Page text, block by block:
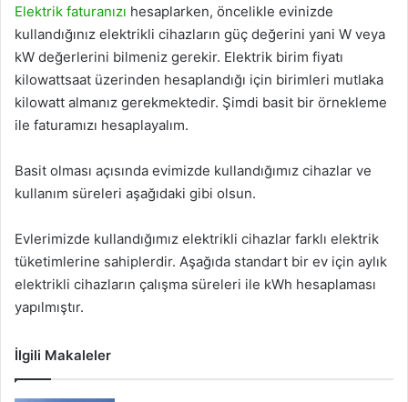
Elektrik faturanızı hesaplarken, öncelikle evinizde
kullandığınız elektrikli cihazların güç değerini yani W veya
kW değerlerini bilmeniz gerekir. Elektrik birim fiyatı
kilowattsaat üzerinden hesaplandığı için birimleri mutlaka
kilowatt almanız gerekmektedir. Şimdi basit bir örnekleme
ile faturamızı hesaplayalım.
Basit olması açısında evimizde kullandığımız cihazlar ve
kullanım süreleri aşağıdaki gibi olsun.
Evlerimizde kullandığımız elektrikli cihazlar farklı elektrik
tüketimlerine sahiplerdir. Aşağıda standart bir ev için aylık
elektrikli cihazların çalışma süreleri ile kWh hesaplaması
yapılmıştır.
İlgili Makaleler